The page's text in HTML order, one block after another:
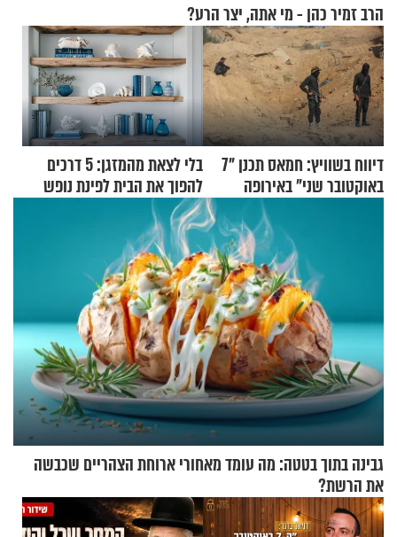
הרב זמיר כהן - מי אתה, יצר הרע?
דיווח בשוויץ: חמאס תכנן "7
באוקטובר שני" באירופה
בלי לצאת מהמזגן: 5 דרכים
להפוך את הבית לפינת נופש
מעוצבת
גבינה בתוך בטטה: מה עומד מאחורי ארוחת הצהריים שכבשה
את הרשת?